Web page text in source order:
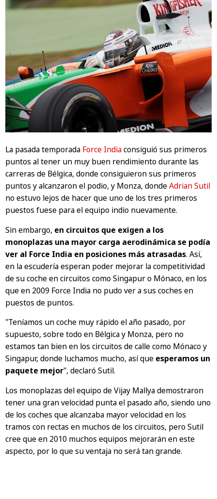
La pasada temporada Force Indiaconsiguió sus primeros
puntos al tener un muy buen rendimiento durante las
carreras de Bélgica, donde consiguieron sus primeros
puntos y alcanzaron el podio, y Monza, dondeAdrian Sutil
no estuvo lejos de hacer que uno de los tres primeros
puestos fuese para el equipo indio nuevamente.
Sin embargo, en circuitos que exigen a los
monoplazas una mayor carga aerodinámica se podía
ver al Force India en posiciones más atrasadas. Así,
en la escudería esperan poder mejorar la competitividad
de su coche en circuitos como Singapur o Mónaco, en los
que en 2009 Force India no pudo ver a sus coches en
puestos de puntos.
"Teníamos un coche muy rápido el año pasado, por
supuesto, sobre todo en Bélgica y Monza, pero no
estamos tan bien en los circuitos de calle como Mónaco y
Singapur, donde luchamos mucho, así que esperamos un
paquete mejor",declaró Sutil.
Los monoplazas del equipo de Vijay Mallya demostraron
tener una gran velocidad punta el pasado año, siendo uno
de los coches que alcanzaba mayor velocidad en los
tramos con rectas en muchos de los circuitos, pero Sutil
cree que en 2010 muchos equipos mejorarán en este
aspecto, por lo que su ventaja no será tan grande.